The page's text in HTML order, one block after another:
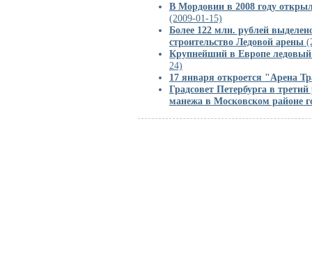
В Мордовии в 2008 году
(2009-01-15)
Более 122 млн. рублей
строительство Ледовой арены
Крупнейший в Европе ледовый
24)
17 января откроется "Арена
Градсовет Петербурга в
манежа в Московском районе